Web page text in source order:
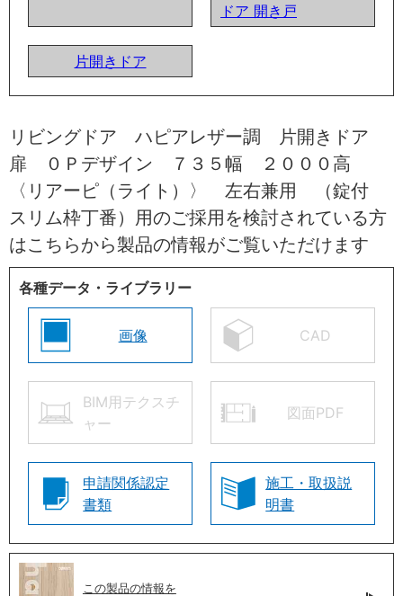
ドア 開き戸
片開きドア
リビングドア ハピアレザー調 片開きドア
扉 ０Ｐデザイン ７３５幅 ２０００高
〈リアーピ（ライト）〉 左右兼用 （錠付
スリム枠丁番）用のご採用を検討されている方
はこちらから製品の情報がご覧いただけます
各種データ・ライブラリー
画像 CAD
BIM用テクスチ
ャー
図面PDF
申請関係認定
書類
施工・取扱説
明書
この製品の情報を